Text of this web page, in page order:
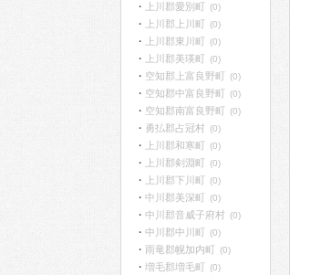
上川郡愛別町 (0)
上川郡上川町 (0)
上川郡東川町 (0)
上川郡美瑛町 (0)
空知郡上富良野町 (0)
空知郡中富良野町 (0)
空知郡南富良野町 (0)
勇払郡占冠村 (0)
上川郡和寒町 (0)
上川郡剣淵町 (0)
上川郡下川町 (0)
中川郡美深町 (0)
中川郡音威子府村 (0)
中川郡中川町 (0)
雨竜郡幌加内町 (0)
増毛郡増毛町 (0)